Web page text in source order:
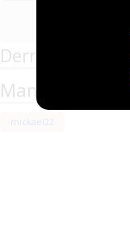
Derniers
Managers
mickael22